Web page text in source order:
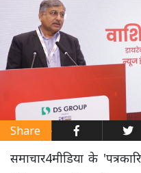
Share
समाचार4मीडिया के